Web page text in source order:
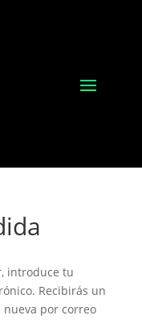
introduce tu
Recibirás un
por correo